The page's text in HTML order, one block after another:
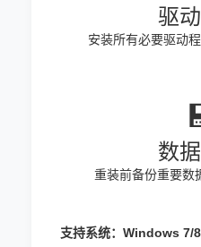
驱
安装所有必要驱动
数
重装前备份重要数
支持系统：Windows 7/